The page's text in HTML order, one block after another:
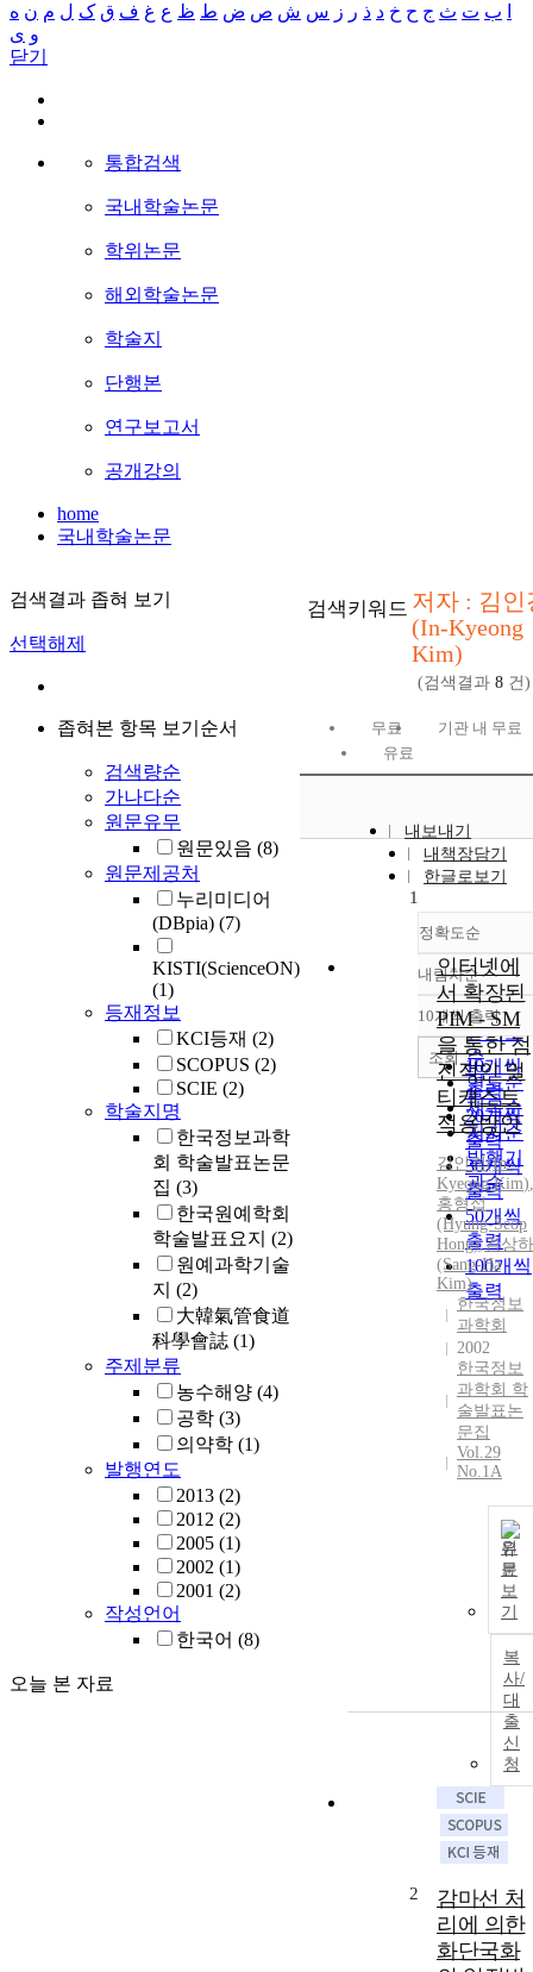
ب ت ث ج ح خ د ذ ر ز س ش ص ض ط ظ ع غ ف ق ک ل م ن ه
و ی
닫기
통합검색
국내학술논문
학위논문
해외학술논문
학술지
단행본
연구보고서
공개강의
home
국내학술논문
검색결과 좁혀 보기
선택해제
좁혀본 항목 보기순서
검색량순
가나다순
원문유무
원문있음 (8)
원문제공처
누리미디어
(DBpia) (7)
KISTI(ScienceON)
(1)
등재정보
KCI등재 (2)
SCOPUS (2)
SCIE (2)
학술지명
한국정보과학
회 학술발표논문
집 (3)
한국원예학회
학술발표요지 (2)
원예과학기술
지 (2)
大韓氣管食道
科學會誌 (1)
주제분류
농수해양 (4)
공학 (3)
의약학 (1)
발행연도
2013 (2)
2012 (2)
2005 (1)
2002 (1)
2001 (2)
작성언어
한국어 (8)
오늘 본 자료
검색키워드 저자 : 김인
(In-Kyeong
Kim)
(검색결과 8 건)
무료
기관 내 무료
유료
내보내기
내책장담기
한글로보기
정확도순
정확도
순
인기도
순
연도순
제목순
저자순
발행기
관순
내림차순
내림차
10개씩 출력
10개씩
출력
20개씩
출력
30개씩
출력
50개씩
출력
100개씩
출력
조회
1
인터넷에
서 확장된
PIM - SM
을 통한 점
진적인 멀
티캐스트
적용방안
김인경(In-
Kyeong Kim),
홍형섭
(Hyung-Seop
Hong),김상하
(Sang-Ha
Kim)
한국정보
과학회
2002
한국정보
과학회 학
술발표논
문집
Vol.29
No.1A
원
문
보
기
복
사/
대
출
신
청
2
감마선 처
리에 의한
화단국화